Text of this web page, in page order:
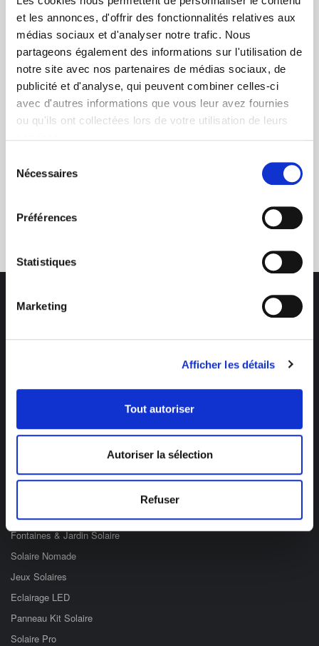
et les annonces, d'offrir des fonctionnalités relatives aux
médias sociaux et d'analyser notre trafic. Nous
partageons également des informations sur l'utilisation de
notre site avec nos partenaires de médias sociaux, de
publicité et d'analyse, qui peuvent combiner celles-ci
avec d'autres informations que vous leur avez fournies
ou qu'ils ont collectées lors de votre utilisation de leurs
Nécessaires
Préférences
Statistiques
Marketing
Afficher les détails
Tout autoriser
Autoriser la sélection
Refuser
+ de 10 ans d'expertise
dans le photovoltaïque
Des professionnels à votre écoute
03 89 59 05 50
Ouvert du lundi au vendredi
Fontaines & Jardin Solaire
Solaire Nomade
Jeux Solaires
Eclairage LED
Panneau Kit Solaire
Solaire Pro